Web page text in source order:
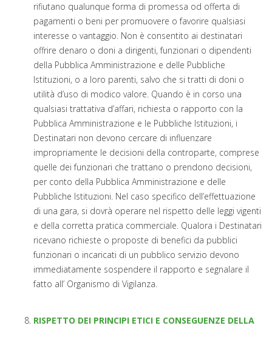
rifiutano qualunque forma di promessa od offerta di
pagamenti o beni per promuovere o favorire qualsiasi
interesse o vantaggio. Non è consentito ai destinatari
offrire denaro o doni a dirigenti, funzionari o dipendenti
della Pubblica Amministrazione e delle Pubbliche
Istituzioni, o a loro parenti, salvo che si tratti di doni o
utilità d’uso di modico valore. Quando è in corso una
qualsiasi trattativa d’affari, richiesta o rapporto con la
Pubblica Amministrazione e le Pubbliche Istituzioni, i
Destinatari non devono cercare di influenzare
impropriamente le decisioni della controparte, comprese
quelle dei funzionari che trattano o prendono decisioni,
per conto della Pubblica Amministrazione e delle
Pubbliche Istituzioni. Nel caso specifico dell’effettuazione
di una gara, si dovrà operare nel rispetto delle leggi vigenti
e della corretta pratica commerciale. Qualora i Destinatari
ricevano richieste o proposte di benefici da pubblici
funzionari o incaricati di un pubblico servizio devono
immediatamente sospendere il rapporto e segnalare il
fatto all’ Organismo di Vigilanza.
RISPETTO DEI PRINCIPI ETICI E CONSEGUENZE DELLA